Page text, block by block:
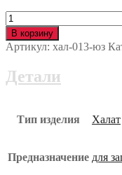
Количество
Халат
СТАНДАРТ
хал-013-
В корзину
Артикул: хал-013-юз
Детали
Тип изделия Халат
Предназначение для